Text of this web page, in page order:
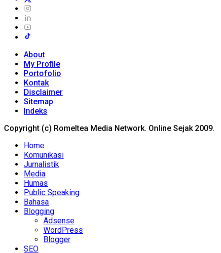
About
My Profile
Portofolio
Kontak
Disclaimer
Sitemap
Indeks
Copyright (c) Romeltea Media Network. Online Sejak 2009.
Home
Komunikasi
Jurnalistik
Media
Humas
Public Speaking
Bahasa
Blogging
Adsense
WordPress
Blogger
SEO